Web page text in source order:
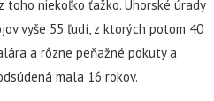
toho niekoľko ťažko. Uhorské úrady
vyše 55 ľudí, z ktorých potom 40
a rôzne peňažné pokuty a
mala 16 rokov.